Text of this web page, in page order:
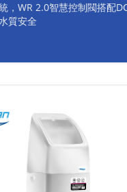
，WR 2.0智慧控制閥搭配
質安全